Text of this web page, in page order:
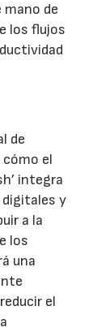
de
los flujos
de
cómo el
integra
y
a la
los
una
el